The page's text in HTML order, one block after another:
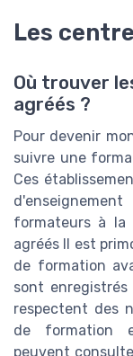
Les
Où trouver
agréés ?
Pour devenir
suivre une
Ces
formateurs à la
agréés Il est
de formation
sont
respectent des
de formation
peuvent